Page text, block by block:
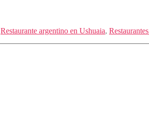
Restaurante argentino en Ushuaia,